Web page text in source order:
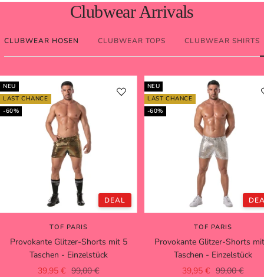
Clubwear Arrivals
CLUBWEAR HOSEN CLUBWEAR TOPS CLUBWEAR SHIRTS
NEU
LAST CHANCE
-60%
DEAL
TOF PARIS
Provokante Glitzer-Shorts mit 5
Taschen - Einzelstück
Angebotspreis
39,95 € Regulärer
99,00 €
NEU
LAST CHANCE
-60%
TOF PARIS
Provokante Glitzer-Shorts
Taschen - Einzelstück
Angebotspreis
39,95 € Regulärer
99,00 €